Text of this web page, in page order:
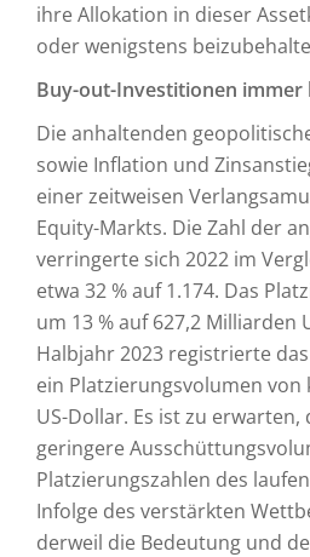
ihre Allokation in dieser
oder wenigstens
Buy-out-Investitionen immer
Die anhaltenden
sowie Inflation und
einer zeitweisen
Equity-Markts. Die Zahl der
verringerte sich 2022 im
etwa 32 % auf 1.174. Das
um 13 % auf 627,2 Milliarden
Halbjahr 2023 registrierte
ein Platzierungsvolumen von
US-Dollar. Es ist zu erwarten,
geringere
Platzierungszahlen des
Infolge des verstärkten
derweil die Bedeutung und